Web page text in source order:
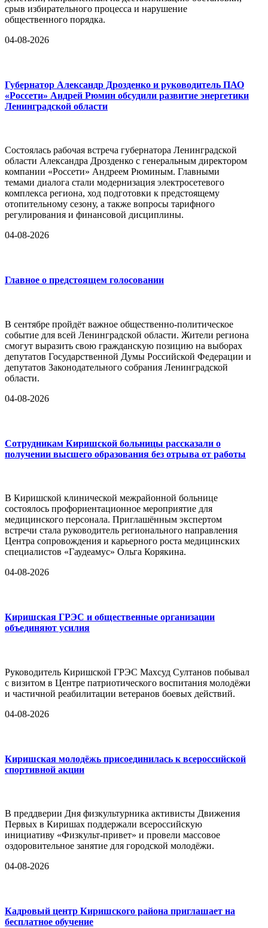
срыв избирательного процесса и нарушение
общественного порядка.
04-08-2026
Губернатор Александр Дрозденко и руководитель ПАО
«Россети» Андрей Рюмин обсудили развитие энергетики
Ленинградской области
Состоялась рабочая встреча губернатора Ленинградской
области Александра Дрозденко с генеральным директором
компании «Россети» Андреем Рюминым. Главными
темами диалога стали модернизация электросетевого
комплекса региона, ход подготовки к предстоящему
отопительному сезону, а также вопросы тарифного
регулирования и финансовой дисциплины.
04-08-2026
Главное о предстоящем голосовании
В сентябре пройдёт важное общественно-политическое
событие для всей Ленинградской области. Жители региона
смогут выразить свою гражданскую позицию на выборах
депутатов Государственной Думы Российской Федерации и
депутатов Законодательного собрания Ленинградской
области.
04-08-2026
Сотрудникам Киришской больницы рассказали о
получении высшего образования без отрыва от работы
В Киришской клинической межрайонной больнице
состоялось профориентационное мероприятие для
медицинского персонала. Приглашённым экспертом
встречи стала руководитель регионального направления
Центра сопровождения и карьерного роста медицинских
специалистов «Гаудеамус» Ольга Корякина.
04-08-2026
Киришская ГРЭС и общественные организации
объединяют усилия
Руководитель Киришской ГРЭС Махсуд Султанов побывал
с визитом в Центре патриотического воспитания молодёжи
и частичной реабилитации ветеранов боевых действий.
04-08-2026
Киришская молодёжь присоединилась к всероссийской
спортивной акции
В преддверии Дня физкультурника активисты Движения
Первых в Киришах поддержали всероссийскую
инициативу «Физкульт-привет» и провели массовое
оздоровительное занятие для городской молодёжи.
04-08-2026
Кадровый центр Киришского района приглашает на
бесплатное обучение